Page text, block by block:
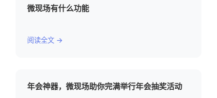
微现场有什么功能
阅读全文 →
年会神器，微现场助你完满举行年会抽奖活动